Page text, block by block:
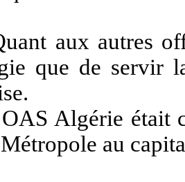
aux autres
que de servir
Algérie était
au